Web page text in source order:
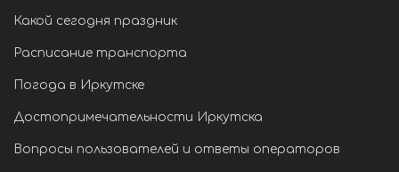
Какой сегодня праздник
Расписание транспорта
Погода в Иркутске
Достопримечательности Иркутска
Вопросы пользователей и ответы операторов